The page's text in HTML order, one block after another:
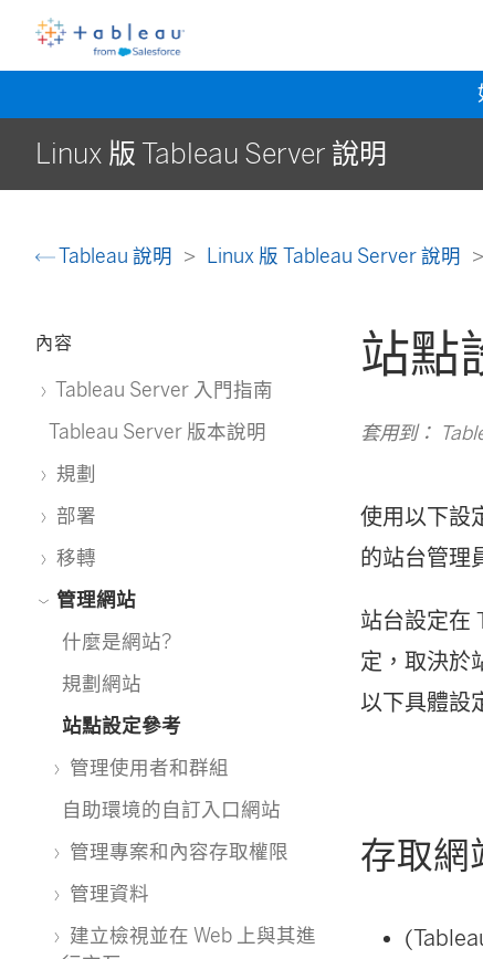
Linux 版 Tableau Server 說明
Tableau 說明 Linux 版 Tableau Server 說明
內容
Tableau Server 入門指南
Tableau Server 版本說明
規劃
部署
移轉
管理網站
什麼是網站?
規劃網站
站點設定參考
管理使用者和群組
自助環境的自訂入口網站
管理專案和內容存取權限
管理資料
建立檢視並在 Web 上與其進
站點
套用到：
使用以下設
的站台管理
站台設定在
定，取決於
以下具體設
存取網